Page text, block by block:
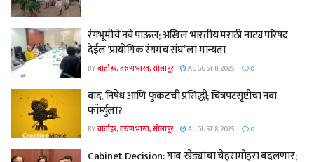
रंगभूमीचे नवे पाऊल; अखिल भारतीय मराठी नाट्य परिषद
देईल ‘प्रायोगिक रंगमंच संघ’ ला मान्यता
BYवार्ताहर, तरुण भारत, सोलापूर AUGUST 8, 2025 0
वाद, निषेध आणि फुकटची प्रसिद्धी; चित्रपटसृष्टीचा नवा
फॉर्म्युला?
BYवार्ताहर, तरुण भारत, सोलापूर AUGUST 8, 2025 0
Cabinet Decision: गाव-खेड्यांचा चेहरामोहरा बदलणार;